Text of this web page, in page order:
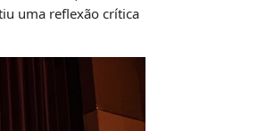
uma reflexão crítica